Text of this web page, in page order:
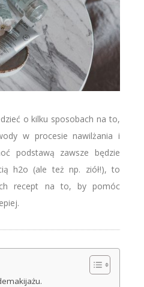
o kilku sposobach na to,
w procesie nawilżania i
podstawą zawsze będzie
h2o (ale też np. ziół!), to
recept na to, by pomóc